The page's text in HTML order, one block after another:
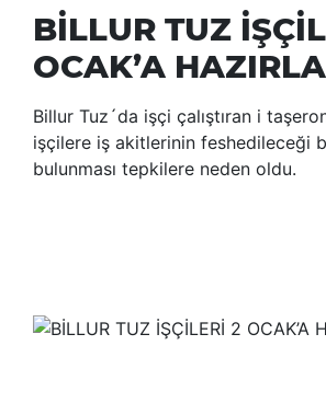
BİLLUR TUZ
OCAK’A
Billur Tuz´da işçi çalıştıran i
işçilere iş akitlerinin feshedileceği
bulunması tepkilere neden oldu.